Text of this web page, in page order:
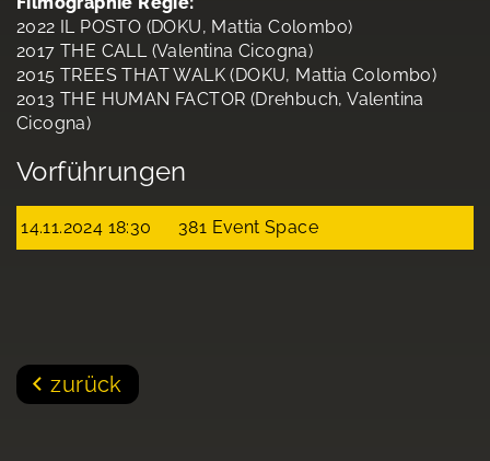
2022 IL POSTO (DOKU, Mattia Colombo)
2017 THE CALL (Valentina Cicogna)
2015 TREES THAT WALK (DOKU, Mattia Colombo)
2013 THE HUMAN FACTOR (Drehbuch, Valentina
Cicogna)
Vorführungen
14.11.2024 18:30 381 Event Space
zurück